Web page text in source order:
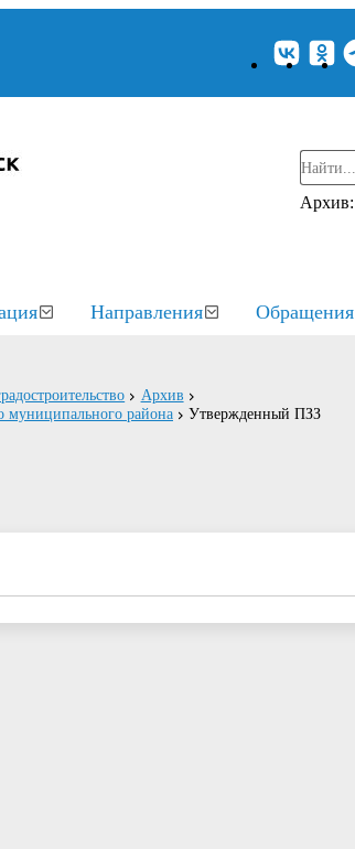
Архив:
Направления Обращения
Архив
муниципального района
Утвержденный ПЗЗ